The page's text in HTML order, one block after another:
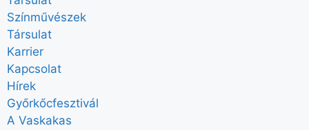
Színművészek
Társulat
Karrier
Kapcsolat
Hírek
Győrkőcfesztivál
A Vaskakas